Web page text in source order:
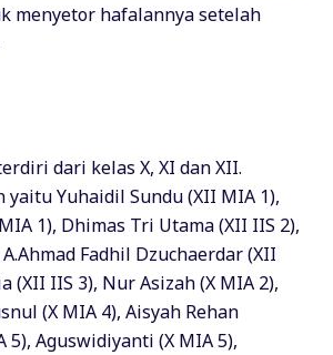
menyetor hafalannya setelah
dari kelas X, XI dan XII.
Yuhaidil Sundu (XII MIA 1),
1), Dhimas Tri Utama (XII IIS 2),
Fadhil Dzuchaerdar (XII
(XII IIS 3), Nur Asizah (X MIA 2),
(X MIA 4), Aisyah Rehan
5), Aguswidiyanti (X MIA 5),